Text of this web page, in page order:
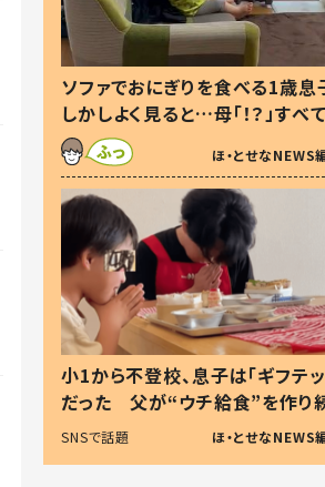
ソファでおにぎりを食べる1歳
しかしよく見ると…母「！？」すべ
察した母の投稿に「可愛いから許
す！」「現行犯〜」
ほ・とせなNEWS
小1から不登校、息子は「ギフテッ
だった 父が“ウチ給食”を作り
る理由とは #令和の親 #令和の
SNSで話題 ほ・とせなNEWS